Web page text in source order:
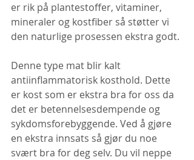
er rik på plantestoffer, vitaminer,
mineraler og kostfiber så støtter vi
den naturlige prosessen ekstra godt.
Denne type mat blir kalt
antiinflammatorisk kosthold. Dette
er kost som er ekstra bra for oss da
det er betennelsesdempende og
sykdomsforebyggende. Ved å gjøre
en ekstra innsats så gjør du noe
svært bra for deg selv. Du vil neppe